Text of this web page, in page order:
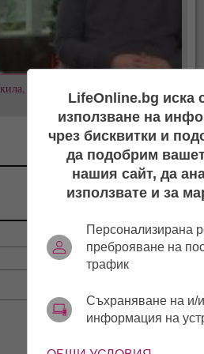
подмлади се и сложи край на
LifeOnline.bg иска
използване на
чрез бисквитки и
да подобрим
нашия сайт, да
използвате и за
Персонализирана
преброяване на
трафик
Съхраняване на и/
информация на